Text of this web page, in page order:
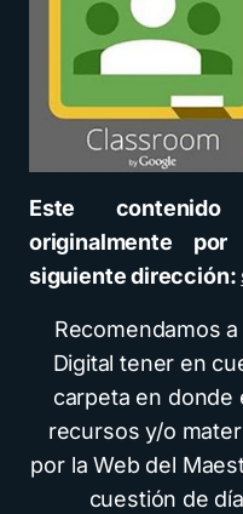
Este
originalmente
siguiente dirección:
Recomendamos
Digital tener en
carpeta en donde
recursos y/o
por la Web del
cuestión de